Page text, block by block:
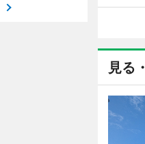
見る